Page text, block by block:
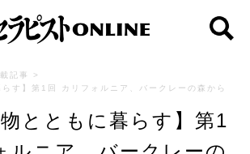
記事
>
らす】第1回 カリフォルニア、バークレーの森から
物とともに暮らす】第1